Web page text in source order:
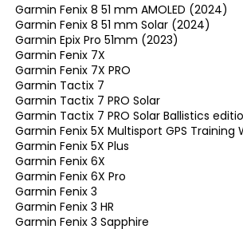
Garmin Fenix 8 51 mm AMOLED (2024)
Garmin Fenix 8 51 mm Solar (2024)
Garmin Epix Pro 51mm (2023)
Garmin Fenix 7X
Garmin Fenix 7X PRO
Garmin Tactix 7
Garmin Tactix 7 PRO Solar
Garmin Tactix 7 PRO Solar Ballistics
Garmin Fenix 5X Multisport GPS Training
Garmin Fenix 5X Plus
Garmin Fenix 6X
Garmin Fenix 6X Pro
Garmin Fenix 3
Garmin Fenix 3 HR
Garmin Fenix 3 Sapphire